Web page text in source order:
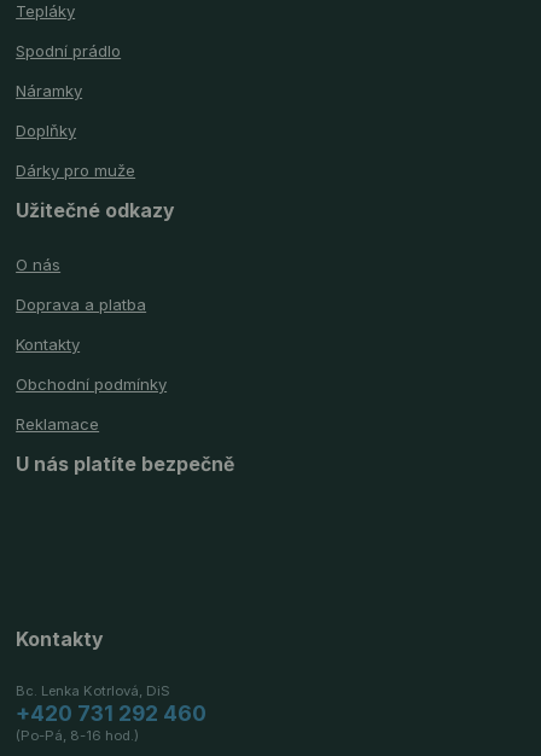
Tepláky
Spodní prádlo
Náramky
Doplňky
Dárky pro muže
Užitečné odkazy
O nás
Doprava a platba
Kontakty
Obchodní podmínky
Reklamace
U nás platíte bezpečně
Kontakty
Bc. Lenka Kotrlová, DiS
+420 731 292 460
(Po-Pá, 8-16 hod.)